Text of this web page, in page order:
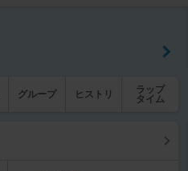
グループ ヒストリ
ラップ
タイム